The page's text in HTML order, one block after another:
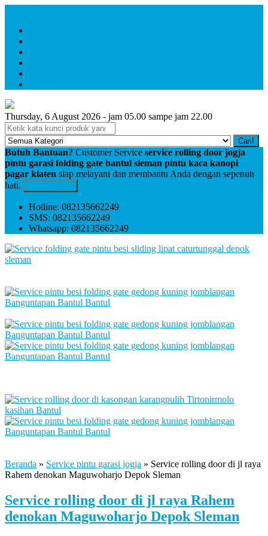
Thursday, 6 August 2026 - jam 05.00 sampe jam 22.00
Cari!
Butuh Bantuan? Customer Service service rolling door jogja
pintu garasi folding gate bantul sleman pintu kaca kanopi
pagar klaten siap melayani dan membantu Anda dengan sepenuh
hati.
Hotline: 082135662249
SMS: 082135662249
Whatsapp: 082135662249
Beranda » Service pintu garasi jogja » Service rolling door di jl raya
Rahem denokan Maguwoharjo Depok Sleman
Service rolling door di jl raya Rahem
denokan Maguwoharjo Depok Sleman